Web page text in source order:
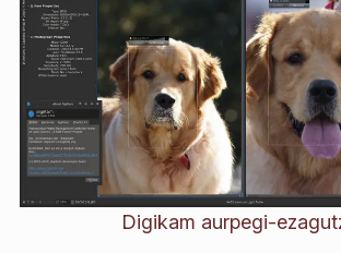
Digikam aurpegi-